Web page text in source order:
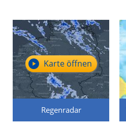
Regenradar
Karte öffnen